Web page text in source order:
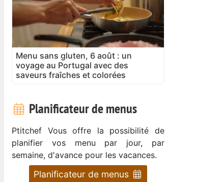
Menu sans gluten, 6 août : un
voyage au Portugal avec des
saveurs fraîches et colorées
Planificateur de menus
Ptitchef Vous offre la possibilité de
planifier vos menu par jour, par
semaine, d'avance pour les vacances.
Planificateur de menus